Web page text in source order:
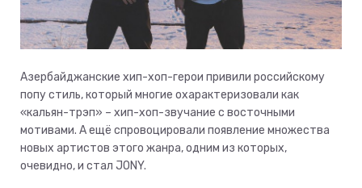
Азербайджанские хип-хоп-герои привили российскому
попу стиль, который многие охарактеризовали как
«кальян-трэп» – хип-хоп-звучание с восточными
мотивами. А ещё спровоцировали появление множества
новых артистов этого жанра, одним из которых,
очевидно, и стал JONY.